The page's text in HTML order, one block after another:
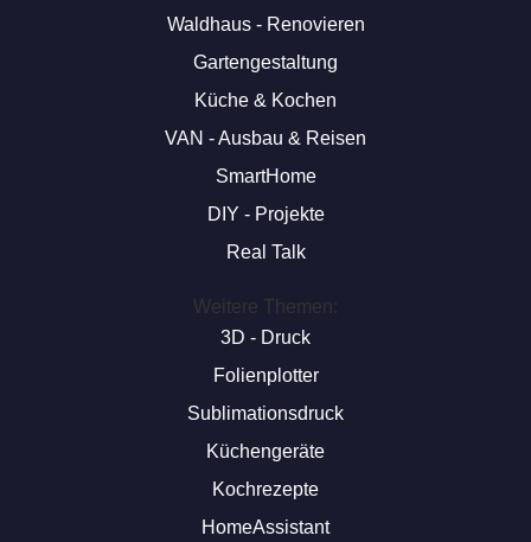
Waldhaus - Renovieren
Gartengestaltung
Küche & Kochen
VAN - Ausbau & Reisen
SmartHome
DIY - Projekte
Real Talk
Weitere Themen:
3D - Druck
Folienplotter
Sublimationsdruck
Küchengeräte
Kochrezepte
HomeAssistant